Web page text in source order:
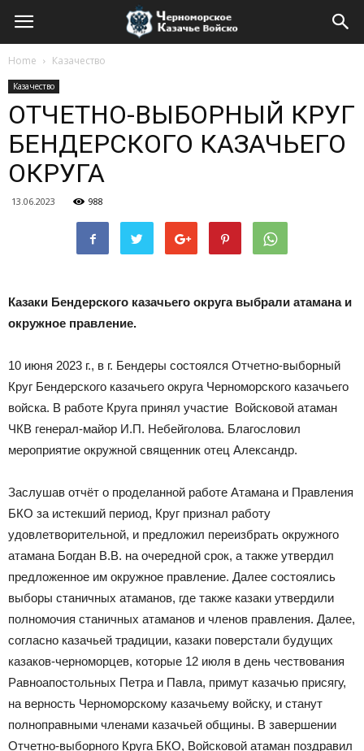
Home Казачество
Казачество
ОТЧЕТНО-ВЫБОРНЫЙ КРУГ
БЕНДЕРСКОГО КАЗАЧЬЕГО
ОКРУГА
13.06.2023 988
Казаки Бендерского казачьего округа выбрали атамана и
окружное правление.
10 июня 2023 г., в г. Бендеры состоялся Отчетно-выборный
Круг Бендерского казачьего округа Черноморского казачьего
войска. В работе Круга принял участие Войсковой атаман
ЧКВ генерал-майор И.П. Небейголова. Благословил
мероприятие окружной священник отец Александр.
Заслушав отчёт о проделанной работе Атамана и Правления
БКО за истекший период, Круг признал работу
удовлетворительной, и предложил переизбрать окружного
атамана Богдан В.В. на очередной срок, а также утвердил
предложенное им окружное правление. Далее состоялись
выборы станичных атаманов, где также казаки утвердили
полномочия станичных атаманов и членов правления. Далее,
согласно казачьей традиции, казаки поверстали будущих
казаков-черноморцев, которые 12 июля в день чествования
Равноапостольных Петра и Павла, примут казачью присягу,
на верность Черноморскому казачьему войску, и станут
полноправными членами казачьей общины. В завершении
Отчетно-выборного Круга БКО, Войсковой атаман поздравил